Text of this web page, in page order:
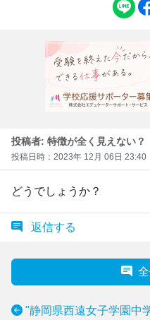
投稿者: 特徴が全く見えない？
投稿日時：2023年 12月 06日 23:40
どうでしょうか？
返信する
"静岡県西遠女子学園中